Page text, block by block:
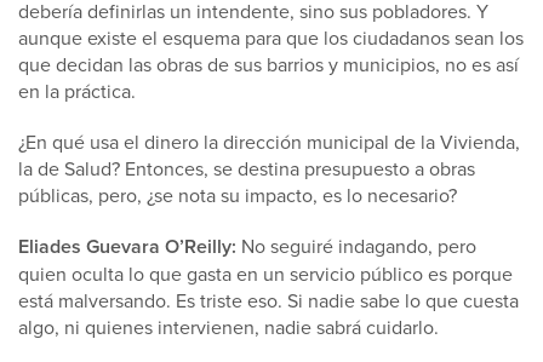
debería definirlas un intendente, sino sus pobladores. Y
aunque existe el esquema para que los ciudadanos sean los
que decidan las obras de sus barrios y municipios, no es así
en la práctica.
¿En qué usa el dinero la dirección municipal de la Vivienda,
la de Salud? Entonces, se destina presupuesto a obras
públicas, pero, ¿se nota su impacto, es lo necesario?
Eliades Guevara O’Reilly: No seguiré indagando, pero
quien oculta lo que gasta en un servicio público es porque
está malversando. Es triste eso. Si nadie sabe lo que cuesta
algo, ni quienes intervienen, nadie sabrá cuidarlo.